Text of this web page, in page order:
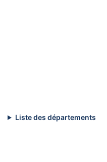
Liste des départements